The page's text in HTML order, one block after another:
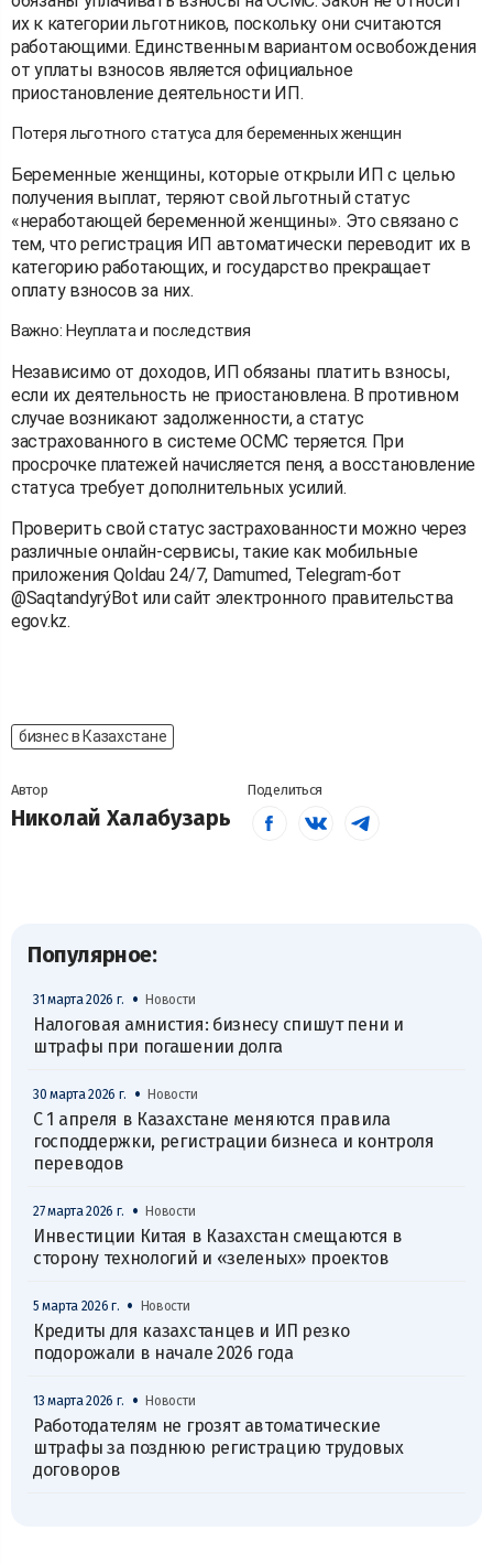
их к категории льготников, поскольку они считаются
работающими. Единственным вариантом освобождения
от уплаты взносов является официальное
приостановление деятельности ИП.
Потеря льготного статуса для беременных женщин
Беременные женщины, которые открыли ИП с целью
получения выплат, теряют свой льготный статус
«неработающей беременной женщины». Это связано с
тем, что регистрация ИП автоматически переводит их в
категорию работающих, и государство прекращает
оплату взносов за них.
Важно: Неуплата и последствия
Независимо от доходов, ИП обязаны платить взносы,
если их деятельность не приостановлена. В противном
случае возникают задолженности, а статус
застрахованного в системе ОСМС теряется. При
просрочке платежей начисляется пеня, а восстановление
статуса требует дополнительных усилий.
Проверить свой статус застрахованности можно через
различные онлайн-сервисы, такие как мобильные
приложения Qoldau 24/7, Damumed, Telegram-бот
@SaqtandyrýBot или сайт электронного правительства
egov.kz.
бизнес в Казахстане
Автор
Николай Халабузарь
Поделиться
Популярное:
31 марта 2026 г. • Новости
Налоговая амнистия: бизнесу спишут пени и
штрафы при погашении долга
30 марта 2026 г. • Новости
С 1 апреля в Казахстане меняются правила
господдержки, регистрации бизнеса и контроля
переводов
27 марта 2026 г. • Новости
Инвестиции Китая в Казахстан смещаются в
сторону технологий и «зеленых» проектов
5 марта 2026 г. • Новости
Кредиты для казахстанцев и ИП резко
подорожали в начале 2026 года
13 марта 2026 г. • Новости
Работодателям не грозят автоматические
штрафы за позднюю регистрацию трудовых
договоров